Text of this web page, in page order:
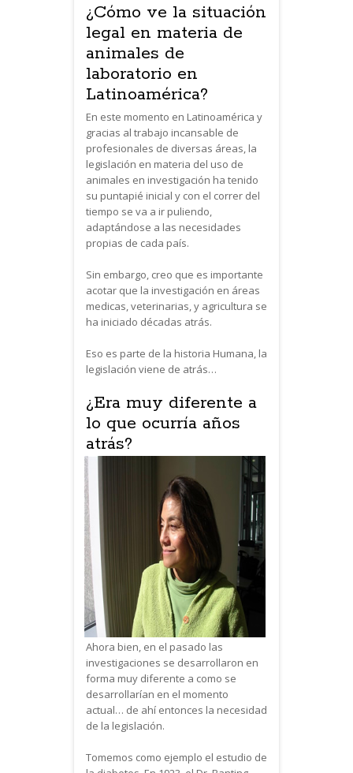
¿Cómo ve la situación
legal en materia de
animales de
laboratorio en
Latinoamérica?
En este momento en Latinoamérica y
gracias al trabajo incansable de
profesionales de diversas áreas, la
legislación en materia del uso de
animales en investigación ha tenido
su puntapié inicial y con el correr del
tiempo se va a ir puliendo,
adaptándose a las necesidades
propias de cada país.
Sin embargo, creo que es importante
acotar que la investigación en áreas
medicas, veterinarias, y agricultura se
ha iniciado décadas atrás.
Eso es parte de la historia Humana, la
legislación viene de atrás…
¿Era muy diferente a
lo que ocurría años
atrás?
Ahora bien, en el pasado las
investigaciones se desarrollaron en
forma muy diferente a como se
desarrollarían en el momento
actual… de ahí entonces la necesidad
de la legislación.
Tomemos como ejemplo el estudio de